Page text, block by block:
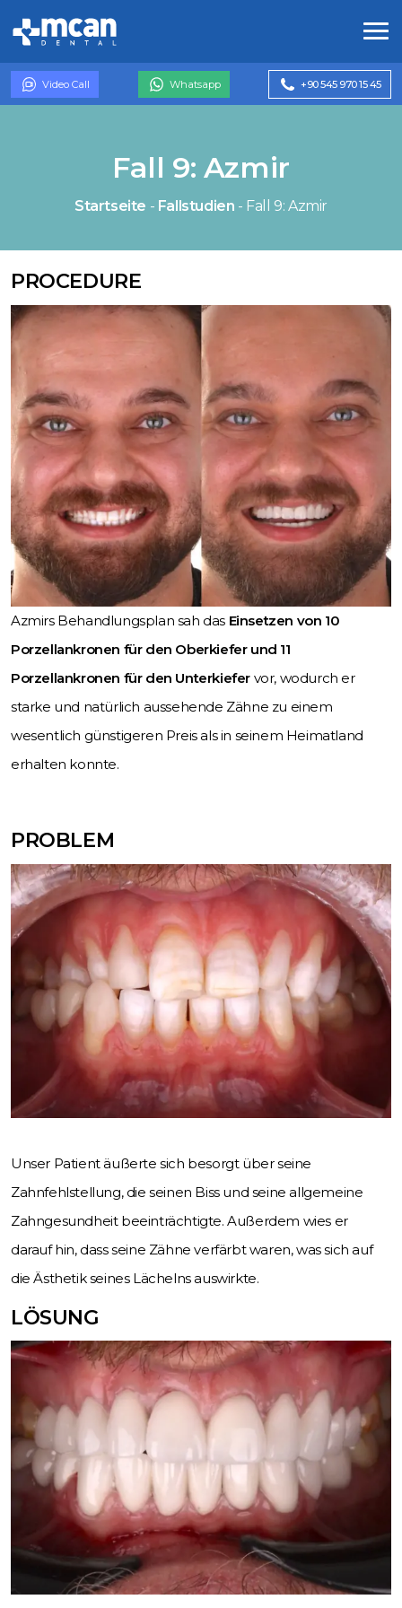
Video Call Whatsapp +90 545 970 15 45
Fall 9: Azmir
Startseite - Fallstudien - Fall 9: Azmir
PROCEDURE
Azmirs Behandlungsplan sah das Einsetzen von 10
Porzellankronen für den Oberkiefer und 11
Porzellankronen für den Unterkiefer vor, wodurch er
starke und natürlich aussehende Zähne zu einem
wesentlich günstigeren Preis als in seinem Heimatland
erhalten konnte.
PROBLEM
Unser Patient äußerte sich besorgt über seine
Zahnfehlstellung, die seinen Biss und seine allgemeine
Zahngesundheit beeinträchtigte. Außerdem wies er
darauf hin, dass seine Zähne verfärbt waren, was sich auf
die Ästhetik seines Lächelns auswirkte.
LÖSUNG